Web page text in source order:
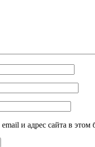
и адрес сайта в